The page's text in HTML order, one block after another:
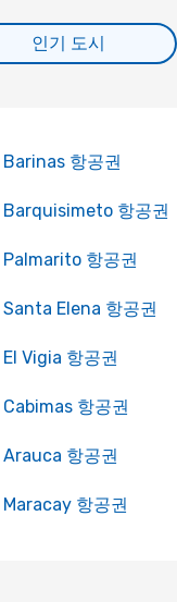
인기 도시
Barinas 항공권
Barquisimeto 항공권
Palmarito 항공권
Santa Elena 항공권
El Vigia 항공권
Cabimas 항공권
Arauca 항공권
Maracay 항공권